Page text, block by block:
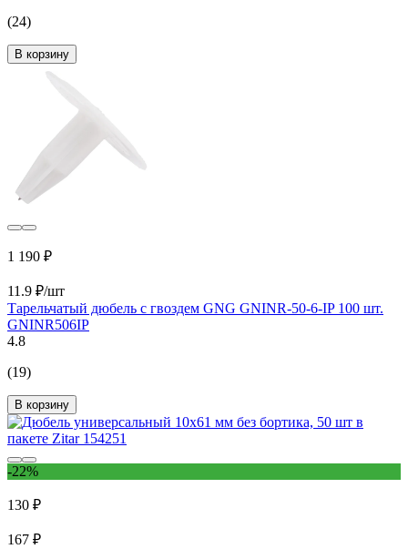
(24)
В корзину
1 190 ₽
11.9 ₽/шт
Тарельчатый дюбель с гвоздем GNG GNINR-50-6-IP 100 шт.
GNINR506IP
4.8
(19)
В корзину
-22%
130 ₽
167 ₽